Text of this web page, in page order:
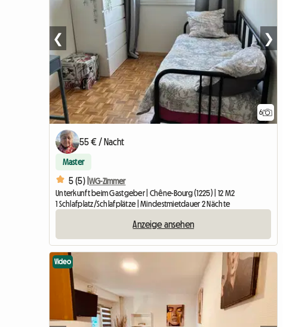
6
❮ ❯
55 € / Nacht
Master
5 (5) |WG-Zimmer
Unterkunft beim Gastgeber | Chêne-Bourg (1225) | 12 M2
1 Schlafplatz/Schlafplätze | Mindestmietdauer 2 Nächte
Anzeige ansehen
Video